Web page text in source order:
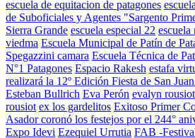
escuela de equitacion de patagones
de Suboficiales y Agentes "Sargento
Sierra Grande escuela especial 22 escuela
viedma Escuela Municipal de Patín de
Spegazzini camara Escuela Técnica de
N°1 Patagones Espacio Rakesh estafa
realizará la 12º Edición Fiesta de San
Esteban Bullrich Eva Perón evalyn
rousiot ex los gardelitos Exitoso Primer
Asador coronó los festejos por el 244°
Expo Idevi Ezequiel Urrutia FAB -